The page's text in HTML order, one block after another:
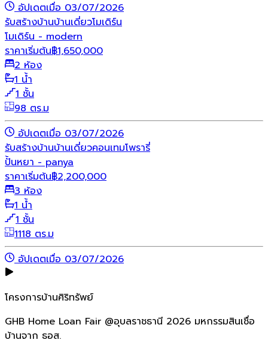
อัปเดตเมื่อ 03/07/2026
รับสร้างบ้านบ้านเดี่ยวโมเดิร์น
โมเดิร์น - modern
ราคาเริ่มต้น฿1,650,000
2 ห้อง
1 น้ำ
1 ชั้น
98 ตร.ม
อัปเดตเมื่อ 03/07/2026
รับสร้างบ้านบ้านเดี่ยวคอนเทมโพรารี่
ปั้นหยา - panya
ราคาเริ่มต้น฿2,200,000
3 ห้อง
1 น้ำ
1 ชั้น
1118 ตร.ม
อัปเดตเมื่อ 03/07/2026
โครงการบ้านศิริทรัพย์
GHB Home Loan Fair @อุบลราชธานี 2026 มหกรรมสินเชื่อ
บ้านจาก ธอส.